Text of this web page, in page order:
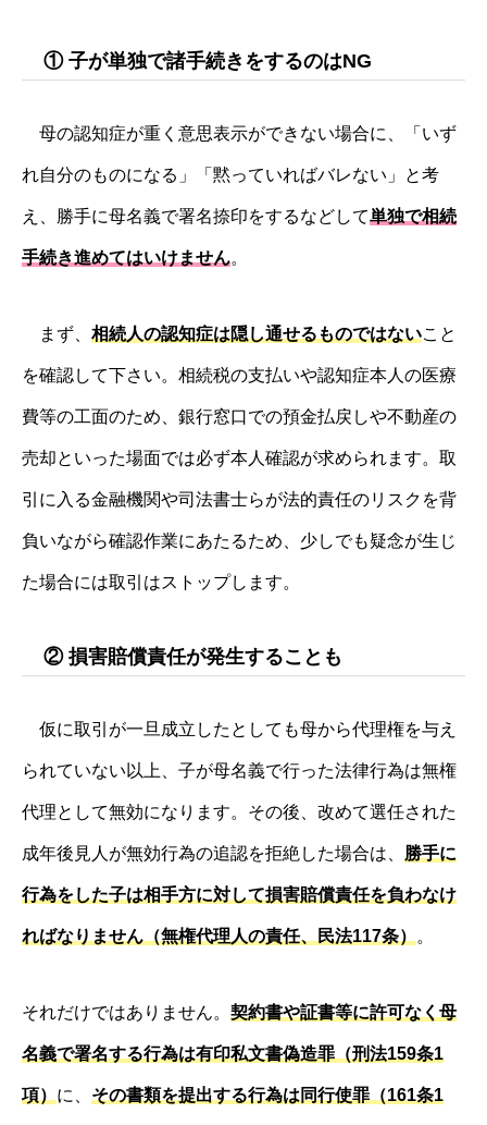
① 子が単独で諸手続きをするのはNG
母の認知症が重く意思表示ができない場合に、「いず
れ自分のものになる」「黙っていればバレない」と考
え、勝手に母名義で署名捺印をするなどして単独で相続
手続き進めてはいけません。
まず、 相続人の認知症は隠し通せるものではないこと
を確認して下さい。相続税の支払いや認知症本人の医療
費等の工面のため、銀行窓口での預金払戻しや不動産の
売却といった場面では必ず本人確認が求められます。取
引に入る金融機関や司法書士らが法的責任のリスクを背
負いながら確認作業にあたるため、少しでも疑念が生じ
た場合には取引はストップします。
② 損害賠償責任が発生することも
仮に取引が一旦成立したとしても母から代理権を与え
られていない以上、子が母名義で行った法律行為は無権
代理として無効になります。その後、改めて選任された
成年後見人が無効行為の追認を拒絶した場合は、 勝手に
行為をした子は相手方に対して損害賠償責任を負わなけ
ればなりません（無権代理人の責任、民法117条） 。
それだけではありません。 契約書や証書等に許可なく母
名義で署名する行為は有印私文書偽造罪（刑法159条1
項） に、 その書類を提出する行為は同行使罪（161条1